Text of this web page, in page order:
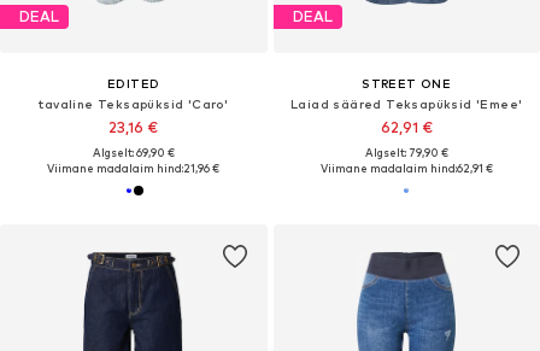
DEAL
EDITED
tavaline Teksapüksid 'Caro'
23,16 €
Algselt: 69,90 €
Viimane madalaim hind:21,96 €
DEAL
STREET ONE
Laiad sääred Teksapüksid 'Emee'
62,91 €
Algselt: 79,90 €
Viimane madalaim hind:62,91 €